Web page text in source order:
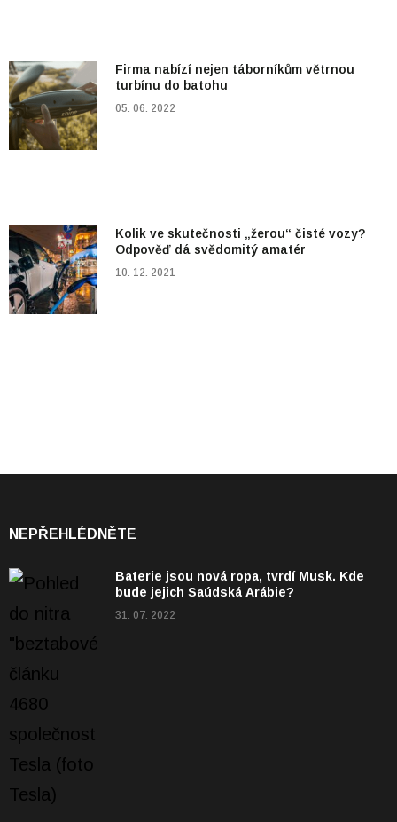
Firma nabízí nejen táborníkům větrnou
turbínu do batohu
05. 06. 2022
Kolik ve skutečnosti „žerou“ čisté vozy?
Odpověď dá svědomitý amatér
10. 12. 2021
NEPŘEHLÉDNĚTE
Baterie jsou nová ropa, tvrdí Musk. Kde
bude jejich Saúdská Arábie?
31. 07. 2022